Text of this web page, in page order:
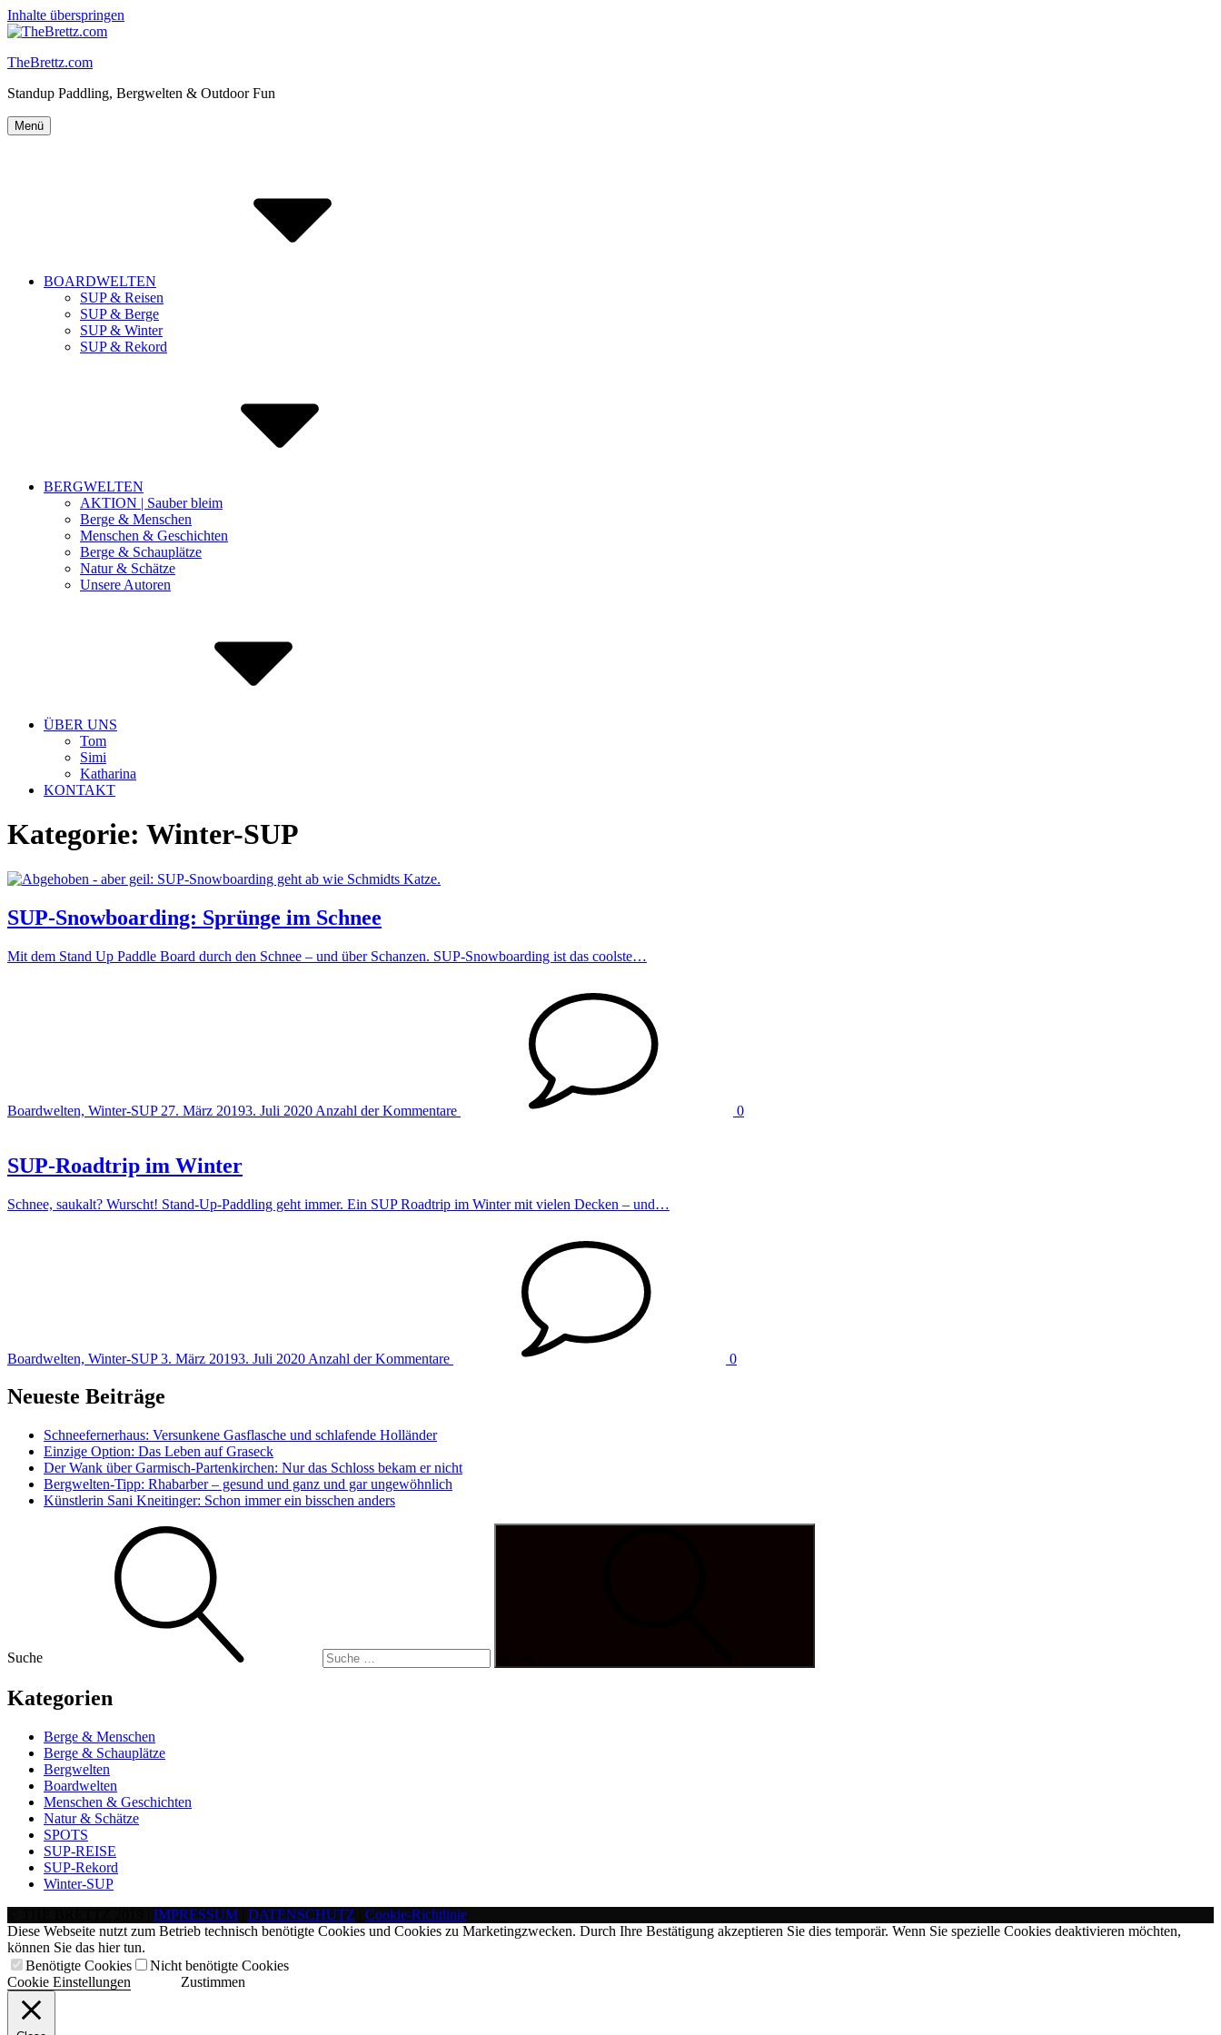
Inhalte überspringen
TheBrettz.com
Standup Paddling, Bergwelten & Outdoor Fun
Menü
BOARDWELTEN
SUP & Reisen
SUP & Berge
SUP & Winter
SUP & Rekord
BERGWELTEN
AKTION | Sauber bleim
Berge & Menschen
Menschen & Geschichten
Berge & Schauplätze
Natur & Schätze
Unsere Autoren
ÜBER UNS
Tom
Simi
Katharina
KONTAKT
Kategorie: Winter-SUP
SUP-Snowboarding: Sprünge im Schnee
Mit dem Stand Up Paddle Board durch den Schnee – und über Schanzen. SUP-Snowboarding ist das coolste…
Boardwelten, Winter-SUP 27. März 20193. Juli 2020 Anzahl der Kommentare 0
SUP-Roadtrip im Winter
Schnee, saukalt? Wurscht! Stand-Up-Paddling geht immer. Ein SUP Roadtrip im Winter mit vielen Decken – und…
Boardwelten, Winter-SUP 3. März 20193. Juli 2020 Anzahl der Kommentare 0
Neueste Beiträge
Schneefernerhaus: Versunkene Gasflasche und schlafende Holländer
Einzige Option: Das Leben auf Graseck
Der Wank über Garmisch-Partenkirchen: Nur das Schloss bekam er nicht
Bergwelten-Tipp: Rhabarber – gesund und ganz und gar ungewöhnlich
Künstlerin Sani Kneitinger: Schon immer ein bisschen anders
Suche
Kategorien
Berge & Menschen
Berge & Schauplätze
Bergwelten
Boardwelten
Menschen & Geschichten
Natur & Schätze
SPOTS
SUP-REISE
SUP-Rekord
Winter-SUP
IMPRESSUM DATENSCHUTZ
Cookie-Richtlinie
Diese Webseite nutzt zum Betrieb technisch benötigte Cookies und Cookies zu Marketingzwecken. Durch Ihre Bestätigung akzeptieren Sie dies temporär. Wenn Sie spezielle Cookies deaktivieren möchten,
können Sie das hier tun.
Benötigte Cookies
Nicht benötigte Cookies
Cookie Einstellungen
Zustimmen